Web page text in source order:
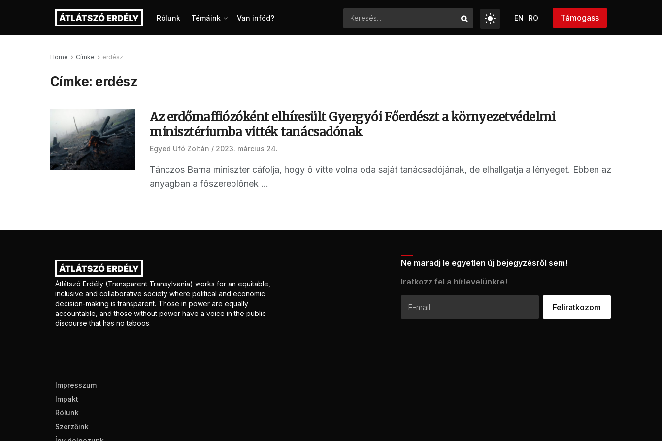
Rólunk Témáink Van infód? EN RO Támogass
Home Címke erdész
Címke: erdész
Az erdőmaffiózóként elhíresült Gyergyói Főerdészt a környezetvédelmi
minisztériumba vitték tanácsadónak
Egyed Ufó Zoltán 2023. március 24.
Tánczos Barna miniszter cáfolja, hogy ő vitte volna oda saját tanácsadójának, de elhallgatja a lényeget. Ebben az
anyagban a főszereplőnek ...
Átlátszó Erdély (Transparent Transylvania) works for an equitable,
inclusive and collaborative society where political and economic
decision-making is transparent. Those in power are equally
accountable, and those without power have a voice in the public
discourse that has no taboos.
Ne maradj le egyetlen új bejegyzésről sem!
Iratkozz fel a hírlevelünkre!
Impresszum
Impakt
Rólunk
Szerzőink